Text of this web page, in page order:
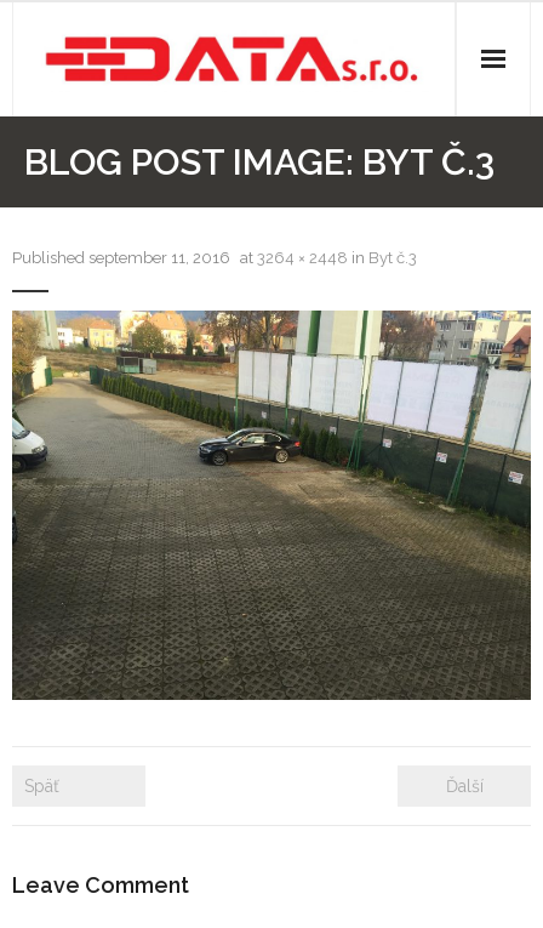
- Elektroinštalácie
- Izolácie
- Kúpeľne
- Rezanie panelov
- Sádrokartóny
- Voda, odpady, kúrenie
- Zámkové dlažby
- Rekonštrukcie bytových a nebytových priestorov
- Plastové okná a dvere
BLOG POST IMAGE: BYT Č.3
Published september 11, 2016 at 3264 × 2448 in Byt č.3
Späť Ďalší
Leave Comment